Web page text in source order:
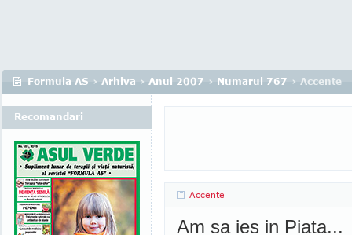
Formula AS › Arhiva › Anul 2007 › Numarul 767 › Accente
Accente
Am sa ies in Piata...
Recomandari